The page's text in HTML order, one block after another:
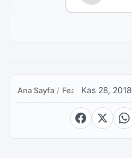
Ana Sayfa / FeaturedKas 28, 2018